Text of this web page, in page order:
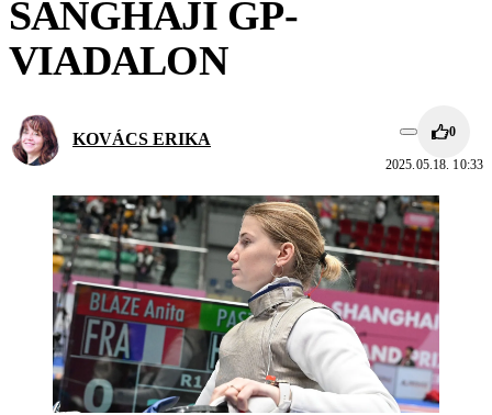
SANGHAJI GP-
VIADALON
KOVÁCS ERIKA 0
2025.05.18. 10:33